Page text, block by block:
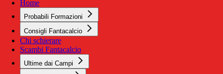
Home
Probabili Formazioni
Consigli Fantacalcio
Chi schierare
Scambi Fantacalcio
Ultime dai Campi